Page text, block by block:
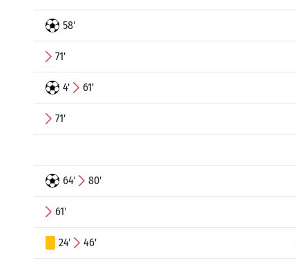
58'
71'
4' 61'
71'
64' 80'
61'
24' 46'